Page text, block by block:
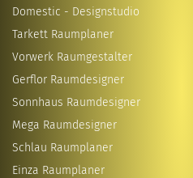
Domestic - Designstudio
Tarkett Raumplaner
Vorwerk Raumgestalter
Gerflor Raumdesigner
Sonnhaus Raumdesigner
Mega Raumdesigner
Schlau Raumplaner
Einza Raumplaner